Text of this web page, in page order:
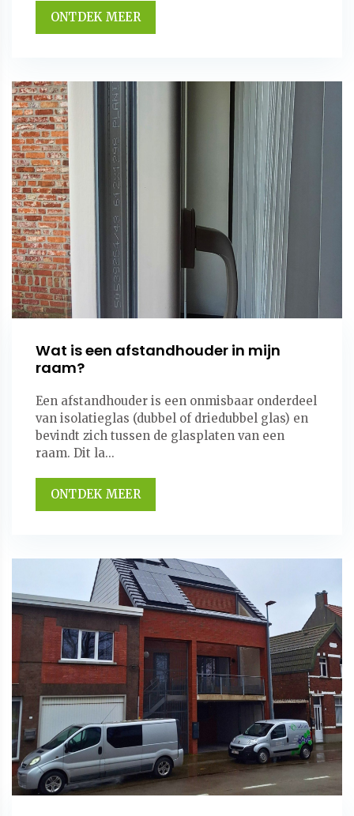
ONTDEK MEER
Wat is een afstandhouder in mijn
raam?
Een afstandhouder is een onmisbaar onderdeel
van isolatieglas (dubbel of driedubbel glas) en
bevindt zich tussen de glasplaten van een
raam. Dit la...
ONTDEK MEER